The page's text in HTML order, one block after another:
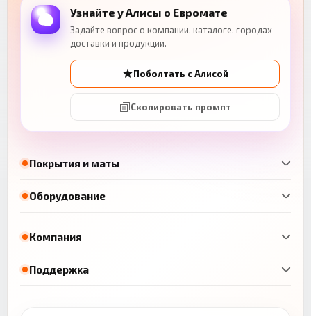
Покрытия и маты
Оборудование
Узнайте у Алисы о Евромате
Задайте вопрос о компании, каталоге, городах
доставки и продукции.
Поболтать с Алисой
Скопировать промпт
Компания
Поддержка